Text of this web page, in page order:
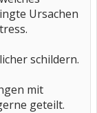
Ursachen
schildern.
mit
geteilt.